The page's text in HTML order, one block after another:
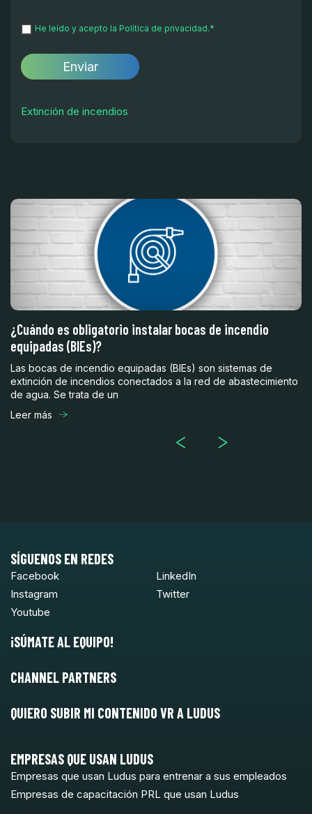
He leído y acepto la Política de privacidad.*
Extinción de incendios
¿Cuándo es obligatorio instalar bocas de incendio
equipadas (BIEs)?
Las bocas de incendio equipadas (BIEs) son sistemas de
extinción de incendios conectados a la red de abastecimiento
de agua. Se trata de un
Leer más
SÍGUENOS EN REDES
Facebook
LinkedIn
Instagram
Twitter
Youtube
¡SÚMATE AL EQUIPO!
CHANNEL PARTNERS
QUIERO SUBIR MI CONTENIDO VR A LUDUS
EMPRESAS QUE USAN LUDUS
Empresas que usan Ludus para entrenar a sus empleados
Empresas de capacitación PRL que usan Ludus